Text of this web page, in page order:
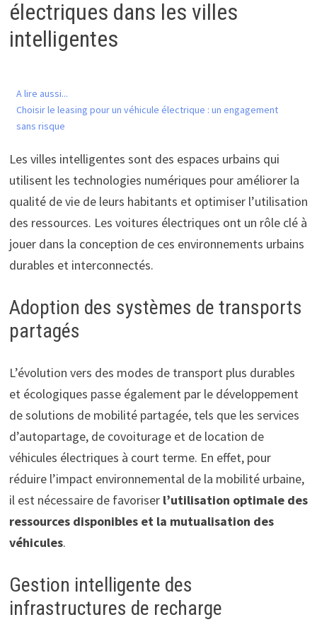
électriques dans les villes
intelligentes
A lire aussi...
Choisir le leasing pour un véhicule électrique : un engagement
sans risque
Les villes intelligentes sont des espaces urbains qui
utilisent les technologies numériques pour améliorer la
qualité de vie de leurs habitants et optimiser l’utilisation
des ressources. Les voitures électriques ont un rôle clé à
jouer dans la conception de ces environnements urbains
durables et interconnectés.
Adoption des systèmes de transports
partagés
L’évolution vers des modes de transport plus durables
et écologiques passe également par le développement
de solutions de mobilité partagée, tels que les services
d’autopartage, de covoiturage et de location de
véhicules électriques à court terme. En effet, pour
réduire l’impact environnemental de la mobilité urbaine,
il est nécessaire de favoriser l’utilisation optimale des
ressources disponibles et la mutualisation des
véhicules.
Gestion intelligente des
infrastructures de recharge